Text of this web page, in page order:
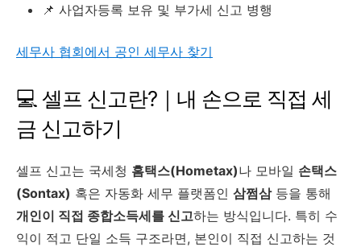
📌 사업자등록 보유 및 부가세 신고 병행
세무사 협회에서 공인 세무사 찾기
💻 셀프 신고란?｜내 손으로 직접 세
금 신고하기
셀프 신고는 국세청 홈택스(Hometax)나 모바일 손택스
(Sontax) 혹은 자동화 세무 플랫폼인 삼쩜삼등을 통해
개인이 직접 종합소득세를 신고하는 방식입니다. 특히 수
익이 적고 단일 소득 구조라면, 본인이 직접 신고하는 것